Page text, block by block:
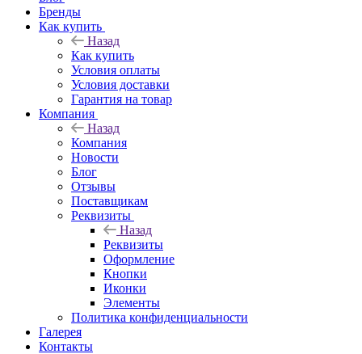
Бренды
Как купить
Назад
Как купить
Условия оплаты
Условия доставки
Гарантия на товар
Компания
Назад
Компания
Новости
Блог
Отзывы
Поставщикам
Реквизиты
Назад
Реквизиты
Оформление
Кнопки
Иконки
Элементы
Политика конфиденциальности
Галерея
Контакты